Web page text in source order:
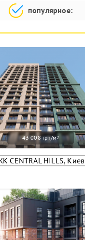
популярное:
43 008 грн/м2
CENTRAL HILLS, Киев